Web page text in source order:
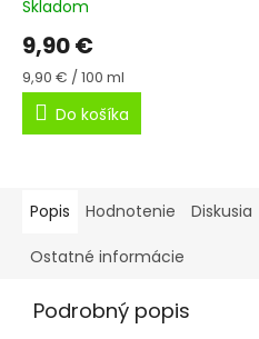
Skladom
9,90 €
Jednotková
cena:
9,90 € / 100 ml
Do košíka
Popis Hodnotenie Diskusia
Ostatné informácie
Podrobný popis